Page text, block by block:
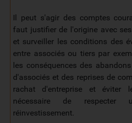
Il peut s'agir des comptes
faut justifier de l'origine avec
et surveiller les conditions des
entre associés ou tiers par
les conséquences des
d'associés et des reprises de
rachat d'entreprise et éviter
nécessaire de respecter
réinvestissement.